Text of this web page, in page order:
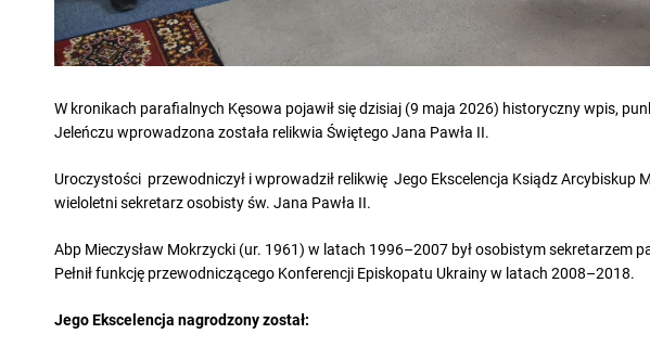
W kronikach parafialnych Kęsowa pojawił się dzisiaj (9 maja 2026) historyczny wpis,
Jeleńczu wprowadzona została relikwia Świętego Jana Pawła II.
Uroczystości przewodniczył i wprowadził relikwię Jego Ekscelencja Ksiądz Arcybiskup
wieloletni sekretarz osobisty św. Jana Pawła II.
Abp Mieczysław Mokrzycki (ur. 1961) w latach 1996–2007 był osobistym sekretarzem
Pełnił funkcję przewodniczącego Konferencji Episkopatu Ukrainy w latach 2008–2018.
Jego Ekscelencja nagrodzony został: